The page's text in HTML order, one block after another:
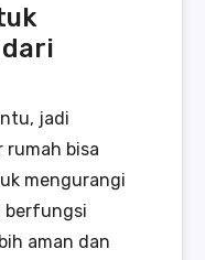
jadi
rumah bisa
mengurangi
berfungsi
aman dan